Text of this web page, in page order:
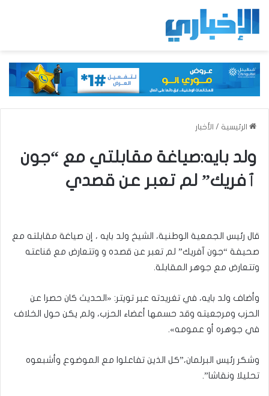
الرئيسية / الأخبار
ولد بايه:صياغة مقابلتي مع “جون
ٱفريك” لم تعبر عن قصدي
قال رئيس الجمعية الوطنية، الشيخ ولد بايه ، إن صياغة مقابلته مع
صحيفة “جون آفريك” لم تعبر عن قصده و وتتعارض مع قناعته
وتتعارض مع جوهر المقابلة.
وأضاف ولد بايه، في تغريدته عبر تويتر: «الحديث كان حصرا عن
الحزب ومرجعيته وقد حسمها أعضاء الحزب، ولم يكن حول الخلاف
في جوهره أو عمومه».
وشكر رئيس البرلمان،”كل الذين تفاعلوا مع الموضوع وأشبعوه
تحليلا ونقاشا”.